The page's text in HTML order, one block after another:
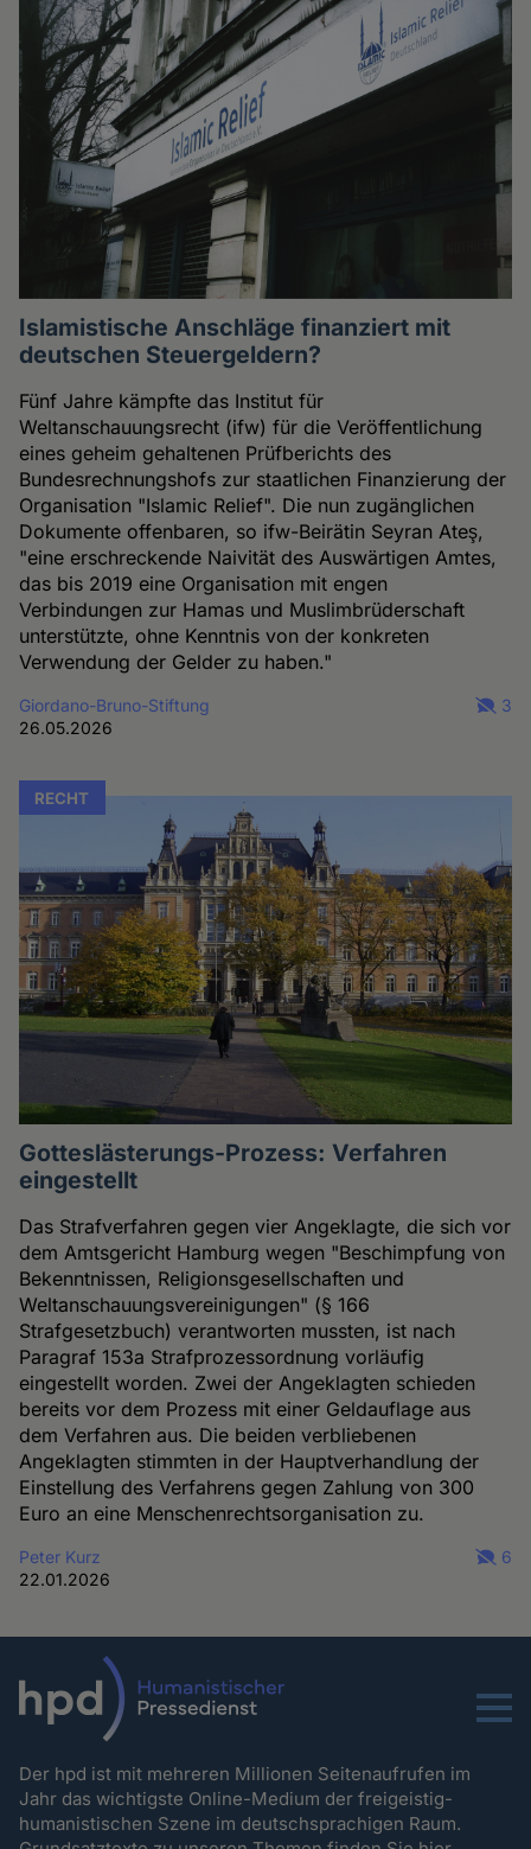
Islamistische Anschläge finanziert mit
deutschen Steuergeldern?
Fünf Jahre kämpfte das Institut für
Weltanschauungsrecht (ifw) für die Veröffentlichung
eines geheim gehaltenen Prüfberichts des
Bundesrechnungshofs zur staatlichen Finanzierung der
Organisation "Islamic Relief". Die nun zugänglichen
Dokumente offenbaren, so ifw-Beirätin Seyran Ateş,
"eine erschreckende Naivität des Auswärtigen Amtes,
das bis 2019 eine Organisation mit engen
Verbindungen zur Hamas und Muslimbrüderschaft
unterstützte, ohne Kenntnis von der konkreten
Verwendung der Gelder zu haben."
Giordano-Bruno-Stiftung
26.05.2026
3
RECHT
Gotteslästerungs-Prozess: Verfahren
eingestellt
Das Strafverfahren gegen vier Angeklagte, die sich vor
dem Amtsgericht Hamburg wegen "Beschimpfung von
Bekenntnissen, Religionsgesellschaften und
Weltanschauungsvereinigungen" (§ 166
Strafgesetzbuch) verantworten mussten, ist nach
Paragraf 153a Strafprozessordnung vorläufig
eingestellt worden. Zwei der Angeklagten schieden
bereits vor dem Prozess mit einer Geldauflage aus
dem Verfahren aus. Die beiden verbliebenen
Angeklagten stimmten in der Hauptverhandlung der
Einstellung des Verfahrens gegen Zahlung von 300
Euro an eine Menschenrechtsorganisation zu.
Peter Kurz
22.01.2026
6
Menu
Der hpd ist mit mehreren Millionen Seitenaufrufen im
Jahr das wichtigste Online-Medium der freigeistig-
humanistischen Szene im deutschsprachigen Raum.